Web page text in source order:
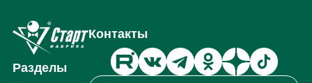
Разделы
Контакты